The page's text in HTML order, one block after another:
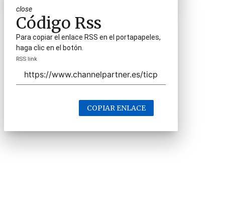
close
Código Rss
Para copiar el enlace RSS en el portapapeles,
haga clic en el botón.
RSS link
COPIAR ENLACE